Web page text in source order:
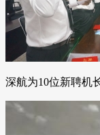
深航为10位新聘机